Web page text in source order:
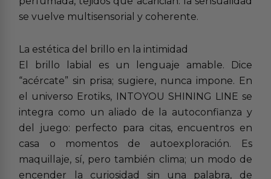
se vuelve multisensorial y coherente.
La estética del brillo en la intimidad
El brillo labial es un lenguaje amable. Dice
“acércate” sin prisa; sugiere, nunca impone. En
el universo Erotiks, INTOYOU SHINING LINE se
integra como un aliado de la autoconfianza y
del juego: perfecto para citas, encuentros en
casa o momentos de autoexploración. Es
maquillaje, sí, pero también clima; un modo de
encender la curiosidad sin una palabra, de